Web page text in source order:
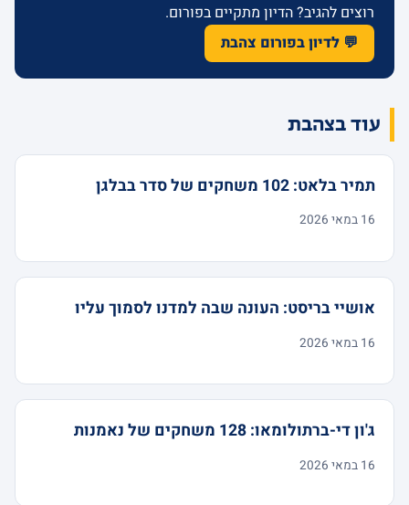
רוצים להגיב? הדיון מתקיים בפורום.
💬 לדיון בפורום צהבת
עוד בצהבת
תמיר בלאט: 102 משחקים של סדר בבלגן
16 במאי 2026
אושיי בריסט: העונה שבה למדנו לסמוך עליו
16 במאי 2026
ג'ון די-ברתולומאו: 128 משחקים של נאמנות
16 במאי 2026